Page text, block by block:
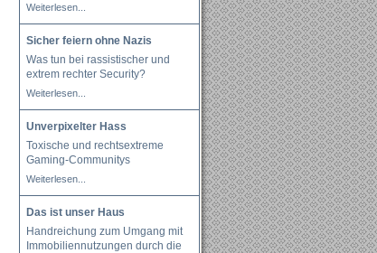
Weiterlesen...
Sicher feiern ohne Nazis
Was tun bei rassistischer und
extrem rechter Security?
Weiterlesen...
Unverpixelter Hass
Toxische und rechtsextreme
Gaming-Communitys
Weiterlesen...
Das ist unser Haus
Handreichung zum Umgang mit
Immobiliennutzungen durch die